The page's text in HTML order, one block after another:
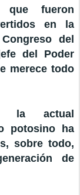
que fueron
en la
del
del Poder
merece todo
la actual
potosino ha
sobre todo,
de